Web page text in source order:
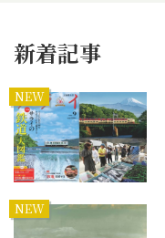
新着記事
NEW
NEW